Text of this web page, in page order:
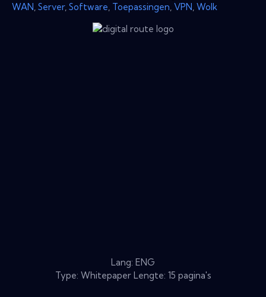
WAN Server, Software Toepassingen VPN Wolk
Lang: ENG
Type: Whitepaper Lengte: 15 pagina's